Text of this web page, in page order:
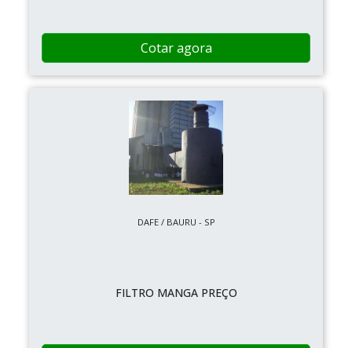
Cotar agora
DAFE / BAURU - SP
FILTRO MANGA PREÇO